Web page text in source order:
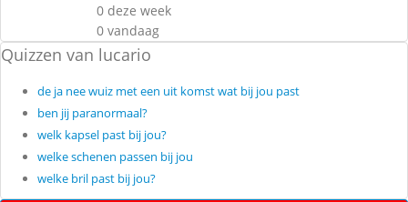
0 deze week
0 vandaag
Quizzen van lucario
de ja nee wuiz met een uit komst wat bij jou past
ben jij paranormaal?
welk kapsel past bij jou?
welke schenen passen bij jou
welke bril past bij jou?